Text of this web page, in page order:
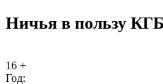
Ничья в пользу
16 +
Год: